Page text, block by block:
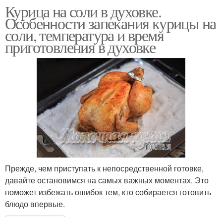
Курица на соли в духовке.
Особенности запекания курицы на
соли, температура и время
приготовления в духовке
Прежде, чем приступать к непосредственной готовке,
давайте остановимся на самых важных моментах. Это
поможет избежать ошибок тем, кто собирается готовить
блюдо впервые.